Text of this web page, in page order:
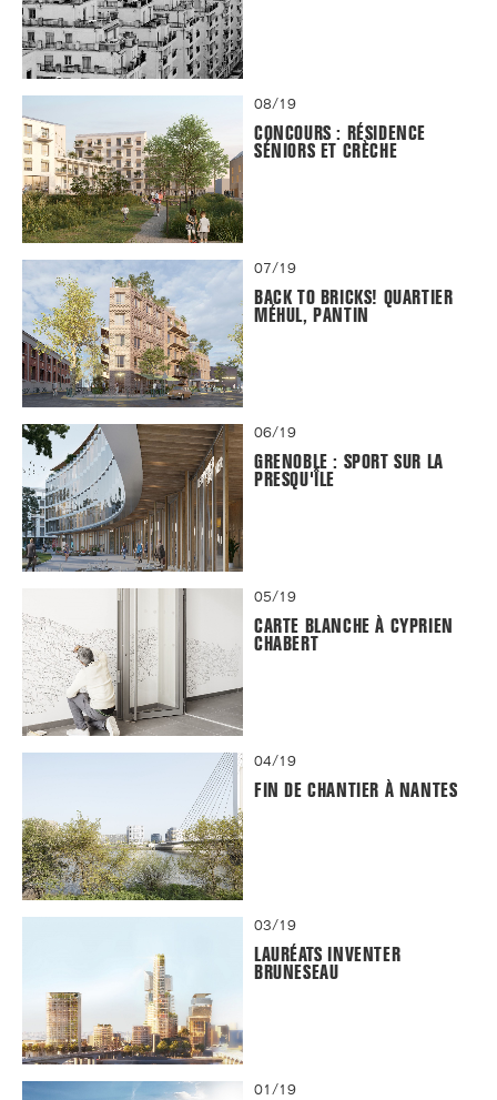
08/19
CONCOURS : RÉSIDENCE
SÉNIORS ET CRÈCHE
07/19
BACK TO BRICKS! QUARTIER
MÉHUL, PANTIN
06/19
GRENOBLE : SPORT SUR LA
PRESQU'ÎLE
05/19
CARTE BLANCHE À CYPRIEN
CHABERT
04/19
FIN DE CHANTIER À NANTES
03/19
LAURÉATS INVENTER
BRUNESEAU
01/19